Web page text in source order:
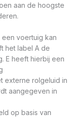
aan de hoogste
een voertuig kan
het label A de
E heeft hierbij een
externe rolgeluid in
aangegeven in
op basis van